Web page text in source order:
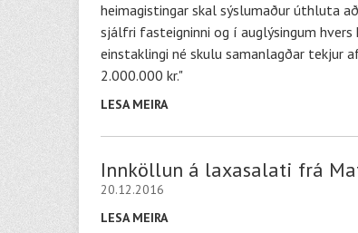
heimagistingar skal sýslumaður úthluta
sjálfri fasteigninni og í auglýsingum
einstaklingi né skulu samanlagðar tekjur
2.000.000 kr."
LESA MEIRA
Innköllun á laxasalati frá
20.12.2016
LESA MEIRA